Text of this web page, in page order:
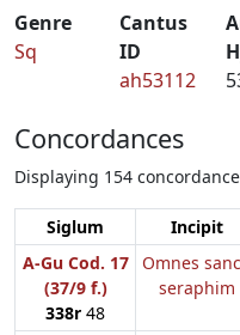
Genre
Sq
Cantus
ID
ah53112
Concordances
Displaying 154
Siglum Incipit
A-Gu Cod. 17
(37/9 f.)
338r 48
Omnes
seraphim